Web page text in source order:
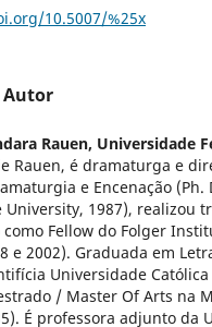
10.5007/%25x
Autor
Rauen, Universidade
Rauen, é dramaturga e
e Encenação (Ph.
University, 1987), realizou
Fellow do Folger
e 2002). Graduada em
Universidade Católica
/ Master Of Arts na
É professora adjunto da